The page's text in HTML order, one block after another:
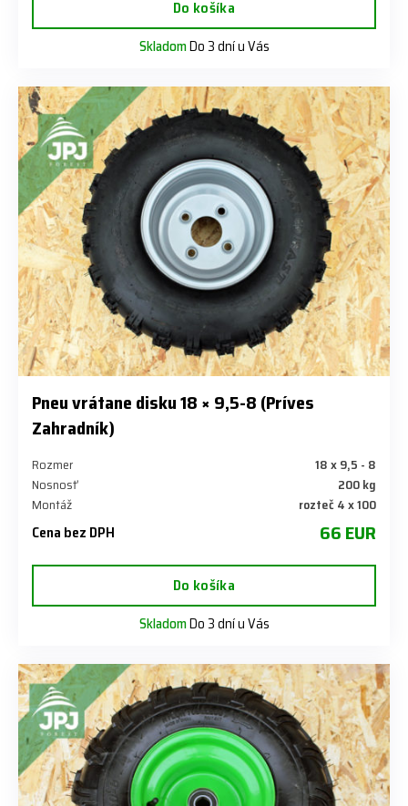
Do košíka
SkladomDo 3 dní u Vás
Pneu vrátane disku 18 × 9,5-8 (Príves
Zahradník)
Rozmer
18 x 9,5 - 8
Nosnosť
200 kg
Montáž
rozteč 4 x 100
Cena bez DPH 66 EUR
Do košíka
SkladomDo 3 dní u Vás